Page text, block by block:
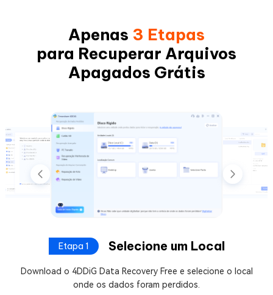
Apenas 3 Etapas
para Recuperar Arquivos
Apagados Grátis
Etapa 1 Selecione um Local
Download o 4DDiG Data Recovery Free e selecione o local
onde os dados foram perdidos.